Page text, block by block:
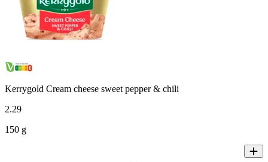
Kerrygold Cream cheese sweet pepper & chili
2.29
150 g